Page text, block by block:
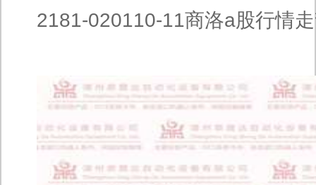
2181-020110-11商洛a股行情